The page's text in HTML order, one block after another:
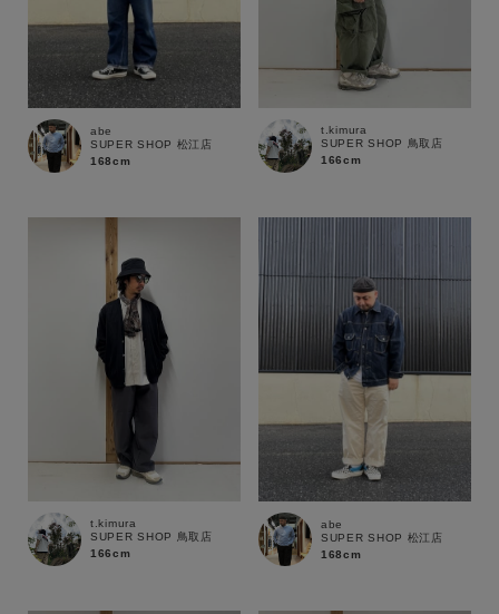
通常商品 予約商品
セール価格 WEB限定
在庫
在庫あり 在庫なし含む
abe
SUPER SHOP 松江店
168cm
t.kimura
SUPER SHOP 鳥取店
166cm
t.kimura
SUPER SHOP 鳥取店
166cm
abe
SUPER SHOP 松江店
168cm